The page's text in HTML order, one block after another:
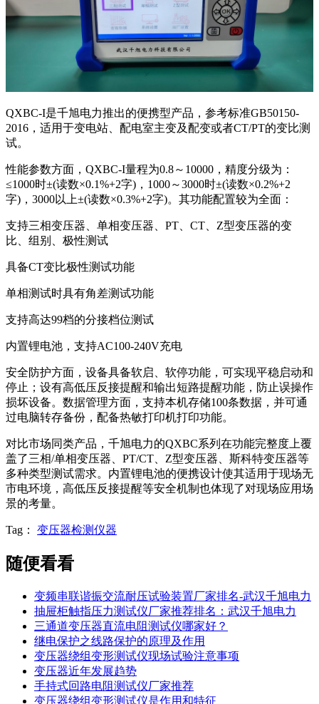
QXBC-I是千旭电力推出的便携型产品，参考标准GB50150-
2016，适用于变电站、配电室主变及配变或者CT/PT的变比测
试。
性能参数方面，QXBC-I量程为0.8～10000，精度分级为：
≤1000时±(读数×0.1%+2字)，1000～3000时±(读数×0.2%+2
字)，3000以上±(读数×0.3%+2字)。其功能配置较为全面：
支持三相变压器、单相变压器、PT、CT、Z型变压器的变
比、组别、极性测试
具备CT变比极性测试功能
单相测试时具有角差测试功能
支持高达99档的分接档位测试
内置锂电池，支持AC100-240V充电
安全防护方面，设备具备软启、软停功能，可实现平稳启动和
停止；设有高低压反接提醒和输出短路提醒功能，防止误操作
损坏设备。数据管理方面，支持本机存储100条数据，并可通
过电脑转存备份，配备热敏打印机打印功能。
对比市场同类产品，千旭电力的QXBC系列在功能完整度上覆
盖了三相/单相变压器、PT/CT、Z型变压器、斯科特变压器等
多种类型测试需求。内置锂电池的便携设计使其适用于现场无
市电环境，高低压反接提醒等安全机制也体现了对现场应用场
景的考量。
Tag： 变压器检测仪器
随便看看
变频串联谐振交流耐压试验装置厂家排名-武汉千旭电力
抽屉柜触指压力测试仪厂家推荐排名：武汉千旭电力
三通道变压器直流电阻测试仪哪家好？
继电保护之线路保护的原理及作用
变压器绕组变形测试仪现场试验注意事项
变压器近年发展趋势
手持式回路电阻测试仪厂家推荐
变压器绕组变形测试仪是作用和特征